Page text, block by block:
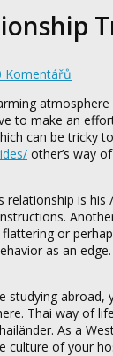
Komentářů
to make an
can be tricky
other’s way
relationship is
or
as an
studying
Thai way of
As a
culture of your